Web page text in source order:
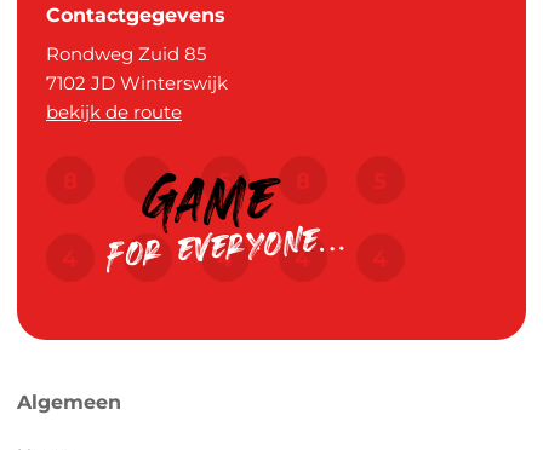
Contactgegevens
Rondweg Zuid 85
7102 JD Winterswijk
bekijk de route
Algemeen